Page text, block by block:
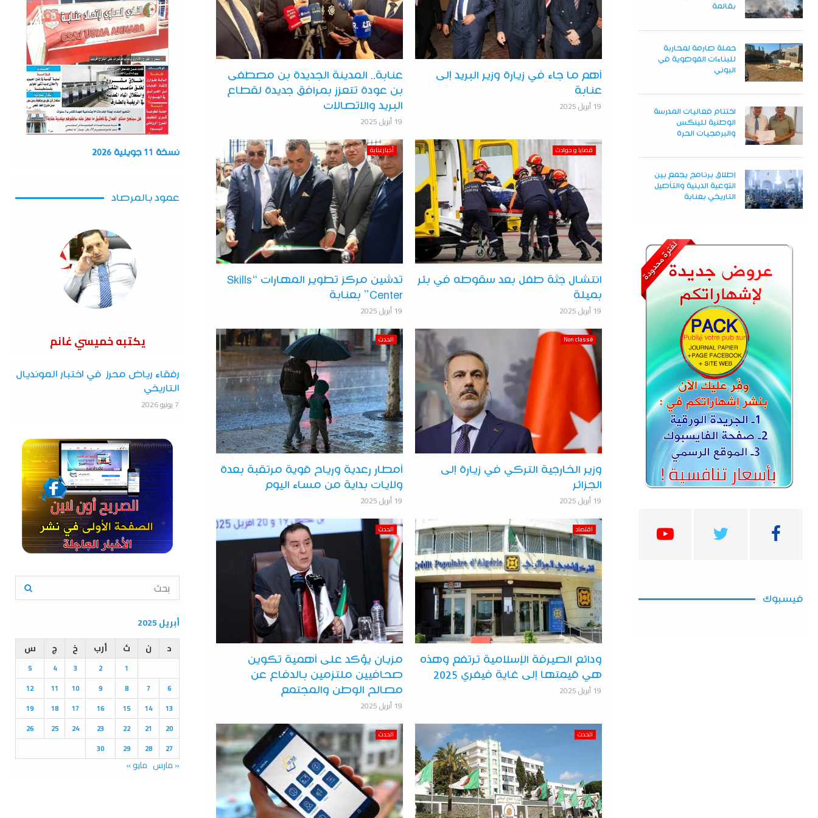
أهم ما جاء في زيارة وزير البريد إلى
عنابة
19 أبريل 2025
عنابة.. المدينة الجديدة بن مصطفى
بن عودة تتعزز بمرافق جديدة لقطاع
البريد والاتصالات
19 أبريل 2025
قضايا و حوادث
انتشال جثة طفل بعد سقوطه في بئر
بميلة
19 أبريل 2025
أخبارعنابة
تدشين مركز تطوير المهارات “Skills
Center” بعنابة
19 أبريل 2025
Non classé
وزير الخارجية التركي في زيارة إلى
الجزائر
19 أبريل 2025
الحدث
أمطار رعدية ورياح قوية مرتقبة بعدة
ولايات بداية من مساء اليوم
19 أبريل 2025
اقتصاد
ودائع الصيرفة الإسلامية ترتفع وهذه
هي قيمتها إلى غاية فيفري 2025
19 أبريل 2025
الحدث
مزيان يؤكد على أهمية تكوين
صحافيين ملتزمين بالدفاع عن
مصالح الوطن والمجتمع
19 أبريل 2025
الحدث الحدث
بقالمة
حملة صارمة لمحاربة
للبناءات الفوضوية في
البوني
اختتام فعاليات المدرسة
الوطنية للينكس
والبرمجيات الحرة
إطلاق برنامج يجمع بين
التوعية الدينية والتأصيل
التاريخي بعنابة
فيسبوك
نسخة 11 جويلية 2026
عمود بالمرصاد
يكتبه خميسي غانم
رفقاء رياض محرز في اختبار المونديال
التاريخي
7 يونيو 2026
r
f
:
E
A
R
C
H
أبريل 2025
د
ن ث أرب خ ج س
1
2
3
4
5
6
7
8
9
10
11
12
13
14
15
16
17
18
19
20
21
22
23
24
25
26
27
28
29
30
« مارس مايو »